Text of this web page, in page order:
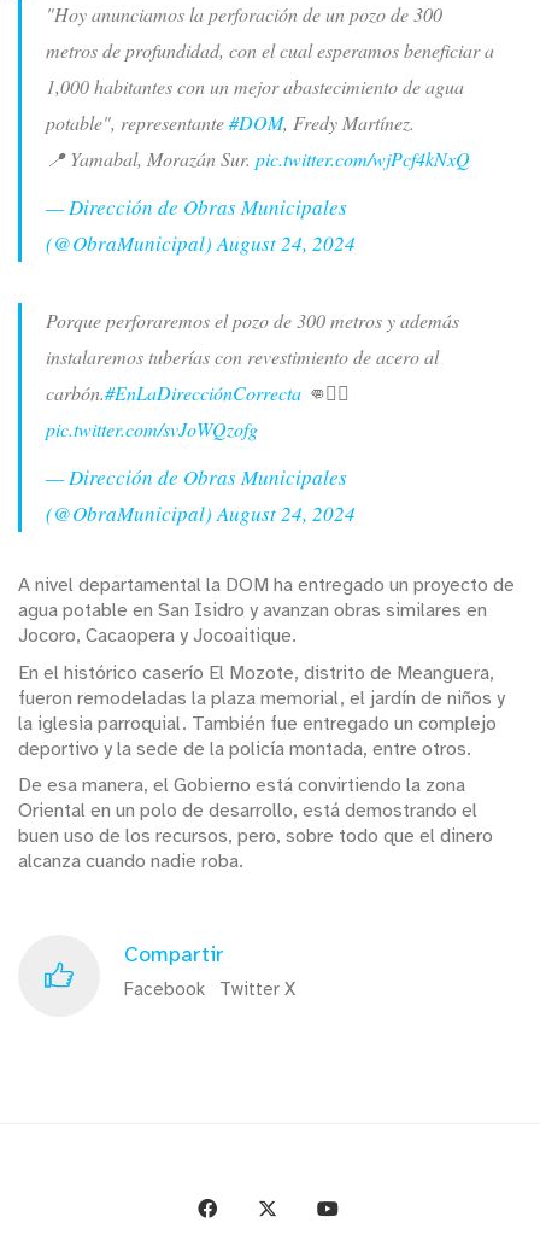
"Hoy anunciamos la perforación de un pozo de 300
metros de profundidad, con el cual esperamos beneficiar a
1,000 habitantes con un mejor abastecimiento de agua
potable", representante#DOM, Fredy Martínez.
📍 Yamabal, Morazán Sur. pic.twitter.com/wjPcf4kNxQ
— Dirección de Obras Municipales
(@ObraMunicipal) August 24, 2024
Porque perforaremos el pozo de 300 metros y además
instalaremos tuberías con revestimiento de acero al
carbón.#EnLaDirecciónCorrecta 👊👷‍♀️
pic.twitter.com/svJoWQzofg
— Dirección de Obras Municipales
(@ObraMunicipal) August 24, 2024
A nivel departamental la DOM ha entregado un proyecto de
agua potable en San Isidro y avanzan obras similares en
Jocoro, Cacaopera y Jocoaitique.
En el histórico caserío El Mozote, distrito de Meanguera,
fueron remodeladas la plaza memorial, el jardín de niños y
la iglesia parroquial. También fue entregado un complejo
deportivo y la sede de la policía montada, entre otros.
De esa manera, el Gobierno está convirtiendo la zona
Oriental en un polo de desarrollo, está demostrando el
buen uso de los recursos, pero, sobre todo que el dinero
alcanza cuando nadie roba.
Compartir
Facebook Twitter X